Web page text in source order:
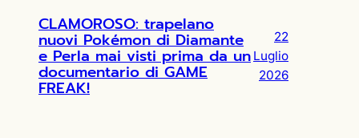
CLAMOROSO: trapelano
nuovi Pokémon di Diamante
e Perla mai visti prima da un
documentario di GAME
FREAK!
22
Luglio
2026